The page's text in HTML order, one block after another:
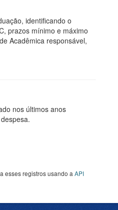
identificando o
prazos mínimo e máximo
Acadêmica responsável,
nos últimos anos
esses registros usando a API